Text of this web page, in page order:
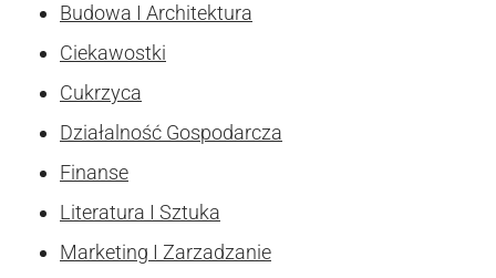
Budowa I Architektura
Ciekawostki
Cukrzyca
Działalność Gospodarcza
Finanse
Literatura I Sztuka
Marketing I Zarzadzanie